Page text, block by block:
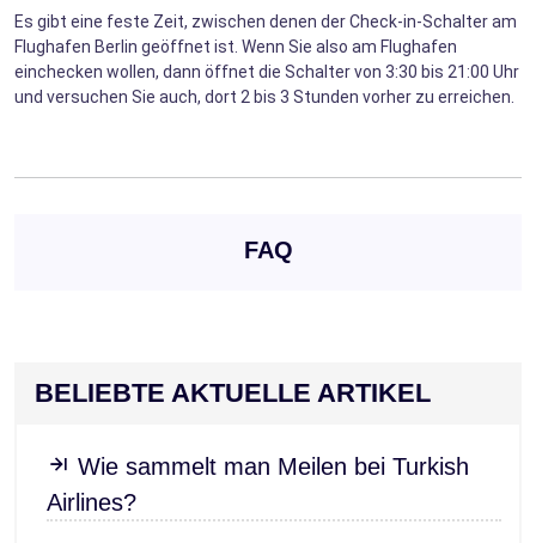
Es gibt eine feste Zeit, zwischen denen der Check-in-Schalter am
Flughafen Berlin geöffnet ist. Wenn Sie also am Flughafen
einchecken wollen, dann öffnet die Schalter von 3:30 bis 21:00 Uhr
und versuchen Sie auch, dort 2 bis 3 Stunden vorher zu erreichen.
FAQ
BELIEBTE AKTUELLE ARTIKEL
Wie sammelt man Meilen bei Turkish
Airlines?